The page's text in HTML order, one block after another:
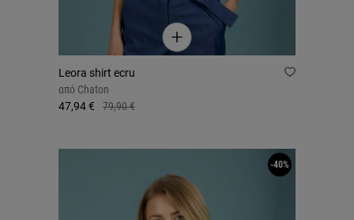
Leora shirt ecru
από Chaton
47,94 €
79,90 €
-40%